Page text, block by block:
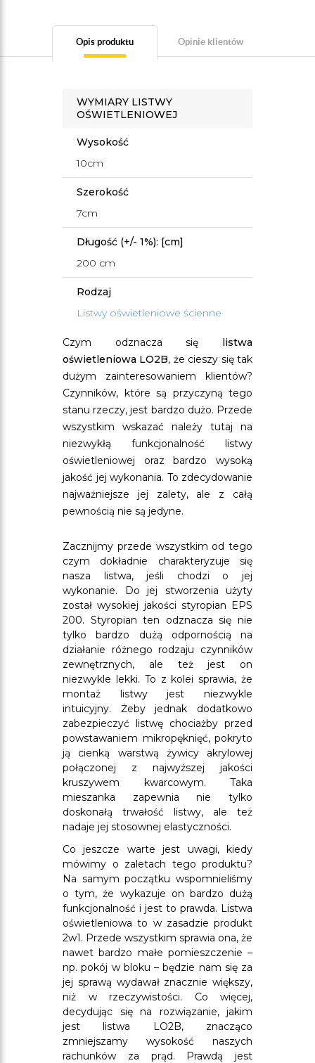
Opis produktu Opinie klientów
WYMIARY LISTWY
OŚWIETLENIOWEJ
Wysokość
10cm
Szerokość
7cm
Długość (+/- 1%): [cm]
200 cm
Rodzaj
Listwy oświetleniowe ścienne
Czym odznacza się listwa
oświetleniowa LO2B, że cieszy się tak
dużym zainteresowaniem klientów?
Czynników, które są przyczyną tego
stanu rzeczy, jest bardzo dużo. Przede
wszystkim wskazać należy tutaj na
niezwykłą funkcjonalność listwy
oświetleniowej oraz bardzo wysoką
jakość jej wykonania. To zdecydowanie
najważniejsze jej zalety, ale z całą
pewnością nie są jedyne.
Zacznijmy przede wszystkim od tego
czym dokładnie charakteryzuje się
nasza listwa, jeśli chodzi o jej
wykonanie. Do jej stworzenia użyty
został wysokiej jakości styropian EPS
200. Styropian ten odznacza się nie
tylko bardzo dużą odpornością na
działanie różnego rodzaju czynników
zewnętrznych, ale też jest on
niezwykle lekki. To z kolei sprawia, że
montaż listwy jest niezwykle
intuicyjny. Żeby jednak dodatkowo
zabezpieczyć listwę chociażby przed
powstawaniem mikropęknięć, pokryto
ją cienką warstwą żywicy akrylowej
połączonej z najwyższej jakości
kruszywem kwarcowym. Taka
mieszanka zapewnia nie tylko
doskonałą trwałość listwy, ale też
nadaje jej stosownej elastyczności.
Co jeszcze warte jest uwagi, kiedy
mówimy o zaletach tego produktu?
Na samym początku wspomnieliśmy
o tym, że wykazuje on bardzo dużą
funkcjonalność i jest to prawda. Listwa
oświetleniowa to w zasadzie produkt
2w1. Przede wszystkim sprawia ona, że
nawet bardzo małe pomieszczenie –
np. pokój w bloku – będzie nam się za
jej sprawą wydawał znacznie większy,
niż w rzeczywistości. Co więcej,
decydując się na rozwiązanie, jakim
jest listwa LO2B, znacząco
zmniejszamy wysokość naszych
rachunków za prąd. Prawdą jest